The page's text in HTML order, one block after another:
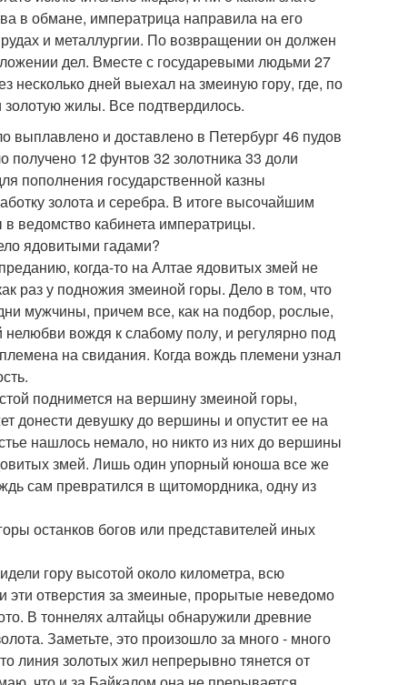
в обмане, императрица направила на его
и металлургии. По возвращении он должен
дел. Вместе с государевыми людьми 27
несколько дней выехал на змеиную гору, где, по
жилы. Все подтвердилось.
выплавлено и доставлено в Петербург 46 пудов
получено 12 фунтов 32 золотника 33 доли
пополнения государственной казны
золота и серебра. В итоге высочайшим
ведомство кабинета императрицы.
ядовитыми гадами?
когда-то на Алтае ядовитых змей не
раз у подножия змеиной горы. Дело в том, что
мужчины, причем все, как на подбор, рослые,
вождя к слабому полу, и регулярно под
на свидания. Когда вождь племени узнал
поднимется на вершину змеиной горы,
донести девушку до вершины и опустит ее на
нашлось немало, но никто из них до вершины
змей. Лишь один упорный юноша все же
сам превратился в щитомордника, одну из
останков богов или представителей иных
гору высотой около километра, всю
отверстия за змеиные, прорытые неведомо
В тоннелях алтайцы обнаружили древние
Заметьте, это произошло за много - много
линия золотых жил непрерывно тянется от